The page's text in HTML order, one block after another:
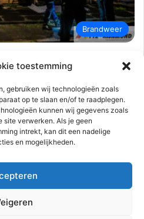
toestemming
gebruiken wij technologieën zoals
op te slaan en/of te raadplegen.
kunnen wij gegevens zoals
site verwerken. Als je geen
intrekt, kan dit een nadelige
en mogelijkheden.
Brandweer
schade
Krimpen
woning aan de Staccato is
zwaar vuurwerk door de